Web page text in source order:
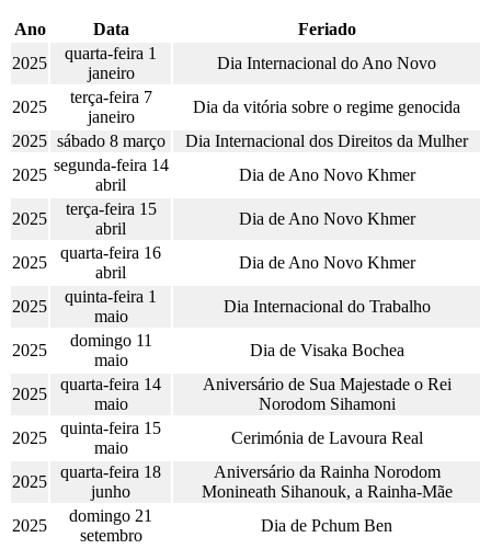
Ano Data
Feriado
2025
quarta-feira 1
janeiro
Dia Internacional do Ano Novo
2025
terça-feira 7
janeiro
Dia da vitória sobre o regime genocida
2025 sábado 8 março
Dia Internacional dos Direitos da Mulher
2025
segunda-feira 14
abril
Dia de Ano Novo Khmer
2025
terça-feira 15
abril
Dia de Ano Novo Khmer
2025
quarta-feira 16
abril
Dia de Ano Novo Khmer
2025
quinta-feira 1
maio
Dia Internacional do Trabalho
2025
domingo 11
maio
Dia de Visaka Bochea
2025
quarta-feira 14
maio
Aniversário de Sua Majestade o Rei
Norodom Sihamoni
2025
quinta-feira 15
maio
Cerimónia de Lavoura Real
2025
quarta-feira 18
junho
Aniversário da Rainha Norodom
Monineath Sihanouk, a Rainha-Mãe
2025
domingo 21
setembro
Dia de Pchum Ben